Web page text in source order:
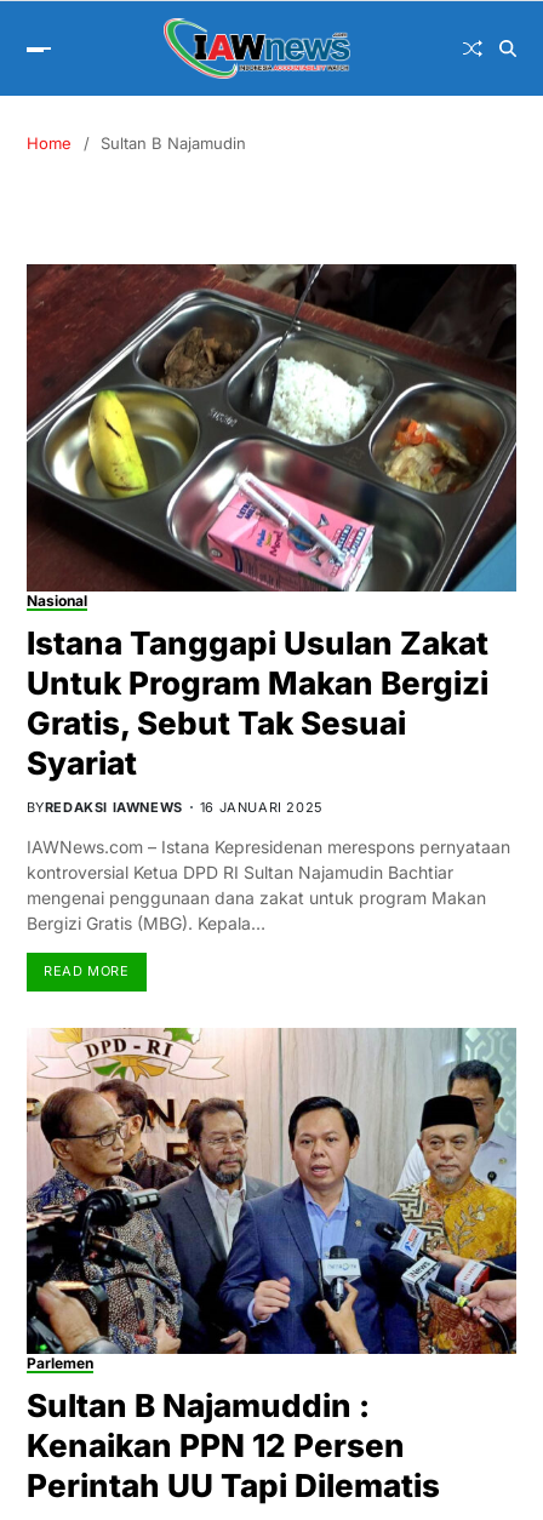
Home Sultan B Najamudin
Nasional
Istana Tanggapi Usulan Zakat
Untuk Program Makan Bergizi
Gratis, Sebut Tak Sesuai
Syariat
BYREDAKSI IAWNEWS 16 JANUARI 2025
IAWNews.com – Istana Kepresidenan merespons pernyataan
kontroversial Ketua DPD RI Sultan Najamudin Bachtiar
mengenai penggunaan dana zakat untuk program Makan
Bergizi Gratis (MBG). Kepala…
READ MORE
Parlemen
Sultan B Najamuddin :
Kenaikan PPN 12 Persen
Perintah UU Tapi Dilematis